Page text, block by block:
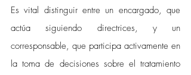
Es vital distinguir entre un encargado, que
actúa siguiendo directrices, y un
corresponsable, que participa activamente en
la toma de decisiones sobre el tratamiento